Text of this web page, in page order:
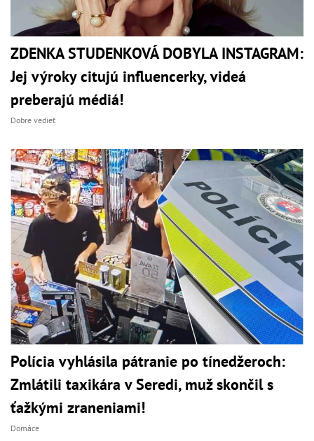
ZDENKA STUDENKOVÁ DOBYLA INSTAGRAM:
Jej výroky citujú influencerky, videá
preberajú médiá!
Dobre vedieť
Polícia vyhlásila pátranie po tínedžeroch:
Zmlátili taxikára v Seredi, muž skončil s
ťažkými zraneniami!
Domáce